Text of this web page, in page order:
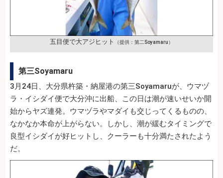
五目便で大アジヒット （提供：第二Soyamaru）
第三Soyamaru
3月24日、大分県杵築・納屋港の第三Soyamaruが、ウマヅ
ラ・イシダイ便で大分沖に出船、この日は潮が速いせいか開
始からヤズ連発。ウマヅラやマダイも交じってくるものの、
なかなか本命が上がらない。しかし、潮が緩むタイミングで
良型イシダイが好ヒットし、クーラーも十分満たされたよう
だ。